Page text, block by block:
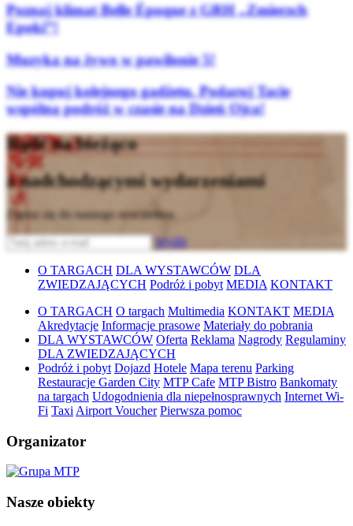
Poznaj klimat Belle Époque z GRH „Zmierzch
Epoki”!
Muzyka na żywo w pawilonie 5!
Nie kupuj kolejnego gadżetu. Podaruj Tacie
wspólną podróż w czasie na Dzień Ojca!
Bądź na bieżąco
z nadchodzącymi wydarzeniami
Zapisz się do naszego newslettera
Wyślij
O TARGACH DLA WYSTAWCÓW DLA
ZWIEDZAJĄCYCH Podróż i pobyt MEDIA KONTAKT
O TARGACH O targach Multimedia KONTAKT MEDIA
Akredytacje Informacje prasowe Materiały do pobrania
DLA WYSTAWCÓW Oferta Reklama Nagrody Regulaminy
DLA ZWIEDZAJĄCYCH
Podróż i pobyt Dojazd Hotele Mapa terenu Parking
Restauracje Garden City MTP Cafe MTP Bistro Bankomaty
na targach Udogodnienia dla niepełnosprawnych Internet Wi-
Fi Taxi Airport Voucher Pierwsza pomoc
Organizator
Nasze obiekty